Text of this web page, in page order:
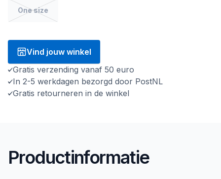
One size
Vind jouw winkel
Gratis verzending vanaf 50 euro
In 2-5 werkdagen bezorgd door PostNL
Gratis retourneren in de winkel
Productinformatie